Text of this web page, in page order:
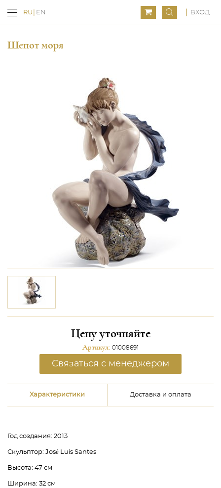
RU EN ВХОД
Шепот моря
Цену уточняйте
Артикул: 01008691
Связаться с менеджером
Характеристики Доставка и оплата
Год создания: 2013
Скульптор: José Luis Santes
Высота: 47 см
Ширина: 32 см